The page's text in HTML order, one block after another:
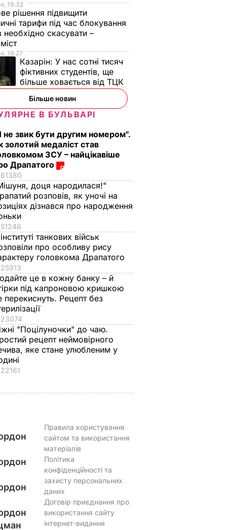
пух,
Три важливі кроки – і
буде неймовірним
7 серпня, 17.29БУЛЬВАР
19.32
рішення підвищити
тарифи під час блокування
необхідно скасувати –
19.27
Казарін: У нас сотні тисяч
фіктивних студентів, ще
більше ховається від ТЦК
Більше новин
В БУЛЬВАРІ
не звик бути другим номером".
золотий медаліст став
ЗСУ – найцікавіше
Драпатого
61380
доця народилася!"
розповів, як уночі на
дізнався про народження
51246
танкових військ
про особливу рису
головкома Драпатого
25913
це в кожну банку – й
під капроновою кришкою
перекиснуть. Рецепт без
23074
"Поцілуночки" до чаю.
рецепт неймовірного
яке стане улюбленим у
22161
Правила користування
сайтом та використання
матеріалів
Політика
конфіденційності та
захисту персональних
даних
Договір приєднання про
використання сайту
інтернет-видання